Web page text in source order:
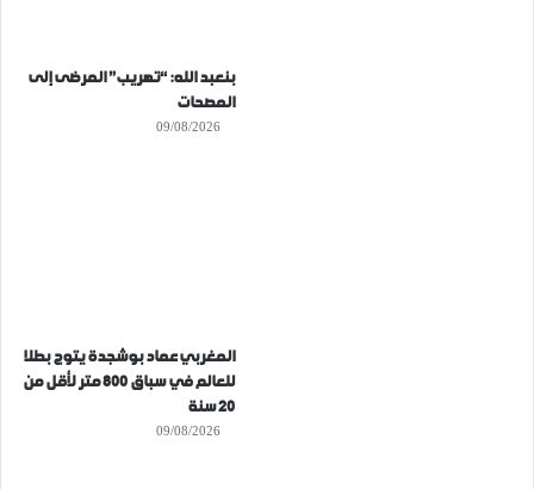
بنعبد الله: “تهريب” المرضى إلى
المصحات
09/08/2026
المغربي عماد بوشجدة يتوج بطلا
للعالم في سباق 800 متر لأقل من
20 سنة
09/08/2026